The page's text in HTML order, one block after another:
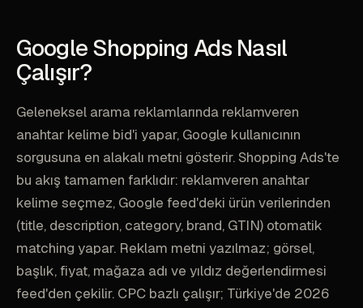
Google Shopping Ads Nasıl
Çalışır?
Geleneksel arama reklamlarında reklamveren
anahtar kelime bid'i yapar, Google kullanıcının
sorgusuna en alakalı metni gösterir. Shopping Ads'te
bu akış tamamen farklıdır: reklamveren anahtar
kelime seçmez, Google feed'deki ürün verilerinden
(title, description, category, brand, GTIN) otomatik
matching yapar. Reklam metni yazılmaz; görsel,
başlık, fiyat, mağaza adı ve yıldız değerlendirmesi
feed'den çekilir. CPC bazlı çalışır; Türkiye'de 2026